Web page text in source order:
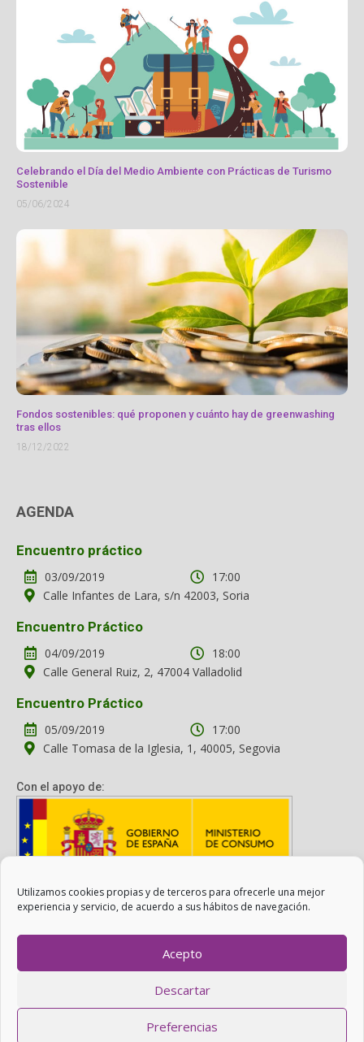
Utilizamos cookies propias y de terceros para ofrecerle una mejor
experiencia y servicio, de acuerdo a sus hábitos de navegación.
Acepto
Descartar
Preferencias
Celebrando el Día del Medio Ambiente con Prácticas de Turismo
Sostenible
05/06/2024
Fondos sostenibles: qué proponen y cuánto hay de greenwashing
tras ellos
18/12/2022
AGENDA
Encuentro práctico
03/09/2019
17:00
Calle Infantes de Lara, s/n 42003, Soria
Encuentro Práctico
04/09/2019
18:00
Calle General Ruiz, 2, 47004 Valladolid
Encuentro Práctico
05/09/2019
17:00
Calle Tomasa de la Iglesia, 1, 40005, Segovia
Con el apoyo de:
Con el apoyo del Ministerio de Consumo. Su contenido es
responsabilidad exclusiva de la asociación.
Realizado conWordPresscon ayuda deAgítalo 3.0.